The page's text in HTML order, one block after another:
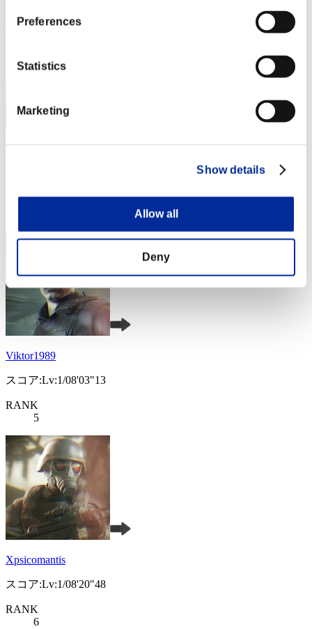
Preferences
Statistics
Marketing
Show details
Allow all
Deny
RANK
Viktor1989
スコア:Lv:1/08'03"13
RANK
5
Xpsicomantis
スコア:Lv:1/08'20"48
RANK
6